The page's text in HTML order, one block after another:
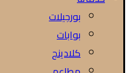
بورجيلات
بوابات
كلادينج